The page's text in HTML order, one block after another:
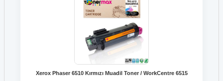
Xerox Phaser 6510 Kırmızı Muadil Toner / WorkCentre 6515